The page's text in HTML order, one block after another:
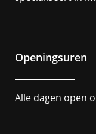
Openingsuren
Alle dagen open